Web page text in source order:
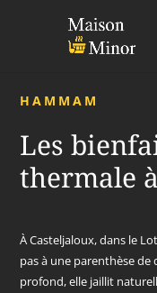
HAMMAM
Les
thermale
À Casteljaloux, dans le
pas à une parenthèse de
profond, elle jaillit